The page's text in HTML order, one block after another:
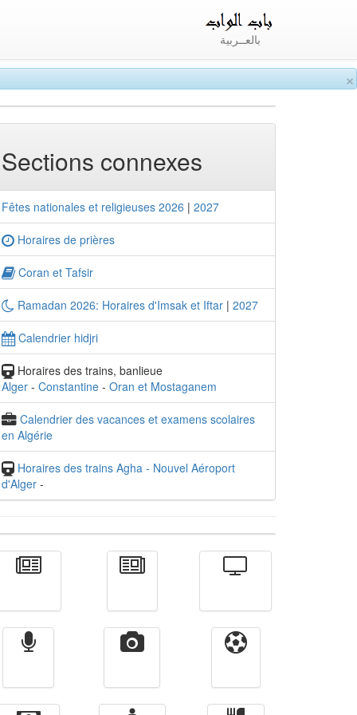
×
بالعــربية
Sections connexes
Fêtes nationales et religieuses 2026 | 2027
Horaires de prières
Coran et Tafsir
Ramadan 2026: Horaires d'Imsak et Iftar | 2027
Calendrier hidjri
Horaires des trains, banlieue
Alger - Constantine - Oran et Mostaganem
Calendrier des vacances et examens scolaires
en Algérie
Horaires des trains Agha - Nouvel Aéroport
d'Alger -